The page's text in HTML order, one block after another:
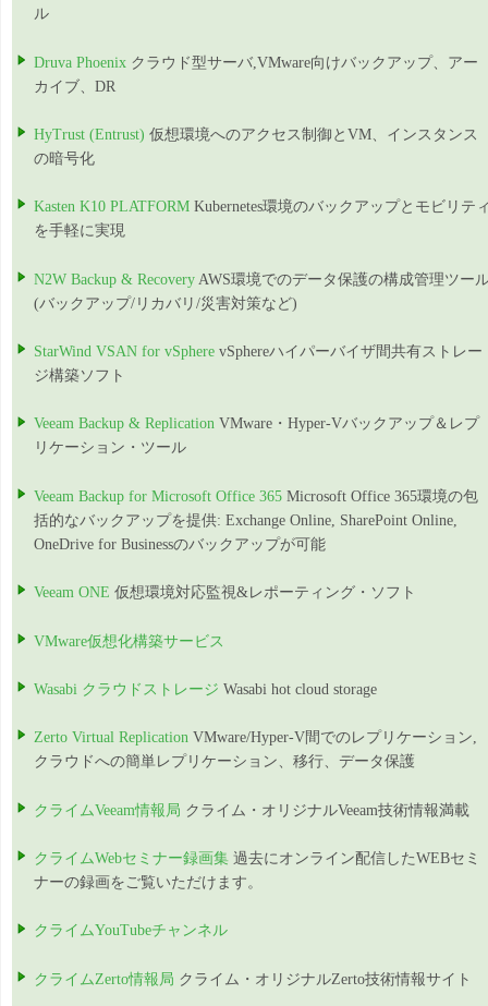
ル
Druva Phoenix クラウド型サーバ,VMware向けバックアップ、アー
カイブ、DR
HyTrust (Entrust) 仮想環境へのアクセス制御とVM、インスタンス
の暗号化
Kasten K10 PLATFORM Kubernetes環境のバックアップとモビリテ
を手軽に実現
N2W Backup & Recovery AWS環境でのデータ保護の構成管理ツー
(バックアップ/リカバリ/災害対策など)
StarWind VSAN for vSphere vSphereハイパーバイザ間共有ストレー
ジ構築ソフト
Veeam Backup & Replication VMware・Hyper-Vバックアップ＆レプ
リケーション・ツール
Veeam Backup for Microsoft Office 365 Microsoft Office 365環境の包
括的なバックアップを提供: Exchange Online, SharePoint Online,
OneDrive for Businessのバックアップが可能
Veeam ONE 仮想環境対応監視&レポーティング・ソフト
VMware仮想化構築サービス
Wasabi クラウドストレージ Wasabi hot cloud storage
Zerto Virtual Replication VMware/Hyper-V間でのレプリケーション,
クラウドへの簡単レプリケーション、移行、データ保護
クライムVeeam情報局 クライム・オリジナルVeeam技術情報満載
クライムWebセミナー録画集 過去にオンライン配信したWEBセミ
ナーの録画をご覧いただけます。
クライムYouTubeチャンネル
クライムZerto情報局 クライム・オリジナルZerto技術情報サイト